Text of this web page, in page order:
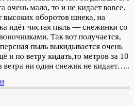
очень мало, то и не кидает вовсе.
высоких оборотов шнека, на
идёт чистая пыль — снежинки со
Так вот получается,
пыль выкидывается очень
и по ветру кидать,то метров за 10
ветра ни один снежик не кидает…..